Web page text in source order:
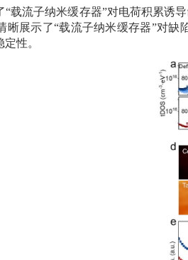
“载流子纳米缓存器”对电荷积累诱
晰展示了“载流子纳米缓存器”对
性。